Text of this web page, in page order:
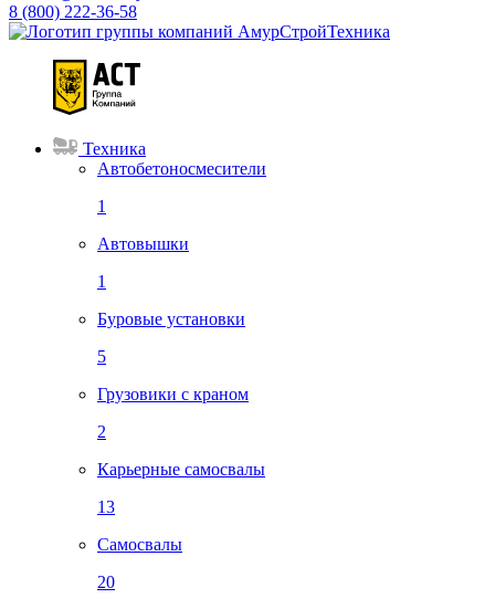
8 (800) 222-36-58
Техника
Автобетоносмесители
1
Автовышки
1
Буровые установки
5
Грузовики с краном
2
Карьерные самосвалы
13
Самосвалы
20